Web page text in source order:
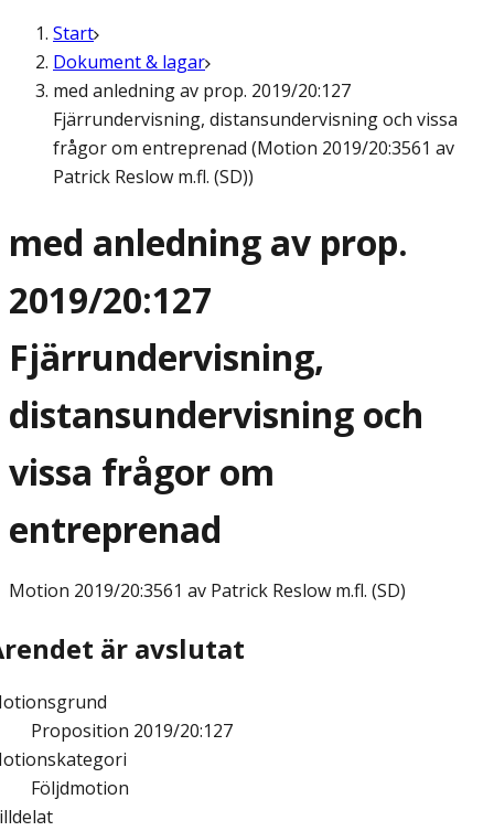
Start
Dokument & lagar
med anledning av prop. 2019/20:127
Fjärrundervisning, distansundervisning och vissa
frågor om entreprenad (Motion 2019/20:3561 av
Patrick Reslow m.fl. (SD))
med anledning av prop.
2019/20:127
Fjärrundervisning,
distansundervisning och
vissa frågor om
entreprenad
Motion 2019/20:3561 av Patrick Reslow m.fl. (SD)
är avslutat
Proposition 2019/20:127
Följdmotion